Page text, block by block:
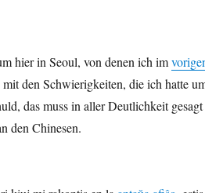
hier in Seoul, von denen ich im
den Schwierigkeiten, die ich hatte
das muss in aller Deutlichkeit gesagt
den Chinesen.